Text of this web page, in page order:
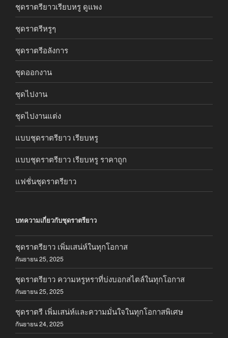
ชุดราตรียาวเรียบหรู ดูแพง
ชุดราตรีหรูๆ
ชุดราตรีอลังการ
ชุดออกงาน
ชุดไปงาน
ชุดไปงานแต่ง
แบบชุดราตรียาว เรียบหรู
แบบชุดราตรียาว เรียบหรู ราคาถูก
แฟชั่นชุดราตรียาว
บทความเกี่ยวกับชุดราตรียาว
ชุดราตรียาว เพิ่มเสน่ห์ในทุกโอกาส
กันยายน 25, 2025
ชุดราตรียาว ความหรูหราที่บ่งบอกสไตล์ในทุกโอกาส
กันยายน 25, 2025
ชุดราตรี เพิ่มเสน่ห์และความมั่นใจในทุกโอกาสพิเศษ
กันยายน 24, 2025